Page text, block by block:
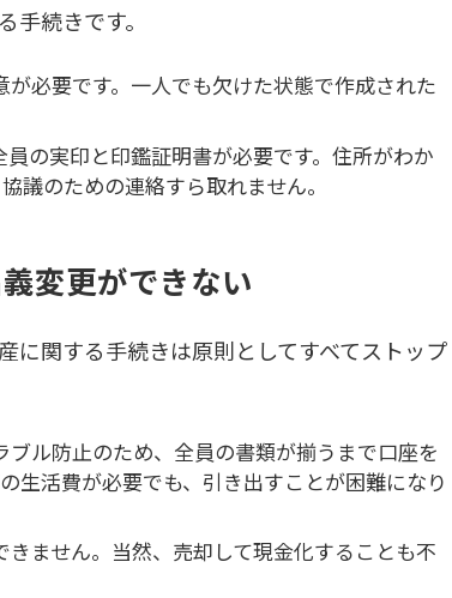
手続きです。
が必要です。一人でも欠けた状態で作成された
員の実印と印鑑証明書が必要です。住所がわか
議のための連絡すら取れません。
変更ができない
に関する手続きは原則としてすべてストップ
ブル防止のため、全員の書類が揃うまで口座を
生活費が必要でも、引き出すことが困難になり
きません。当然、売却して現金化することも不